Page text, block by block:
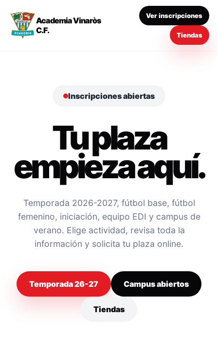
Academia Vinaròs
C.F.
Ver inscripciones
Tiendas
Inscripciones abiertas
Tu plaza
empieza aquí.
Temporada 2026-2027, fútbol base, fútbol
femenino, iniciación, equipo EDI y campus de
verano. Elige actividad, revisa toda la
información y solicita tu plaza online.
Temporada 26-27 Campus abiertos
Tiendas